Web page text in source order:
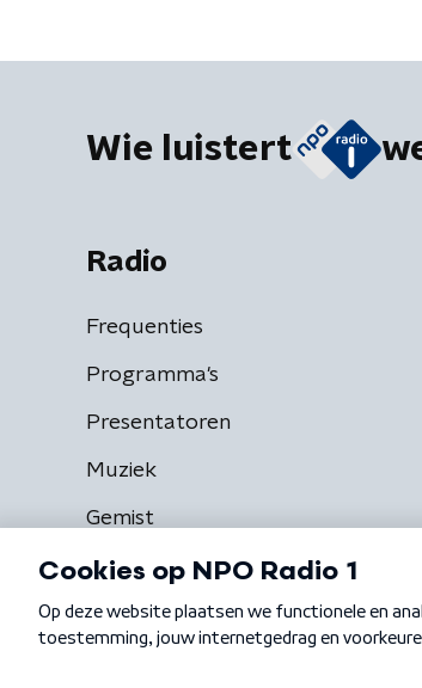
Wie luistert
Radio
Frequenties
Programma's
Presentatoren
Muziek
Gemist
Algemene voorwaarden Privacybeleid